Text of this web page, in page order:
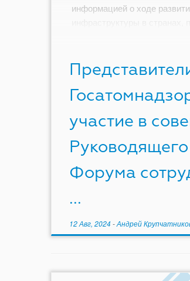
информацией о ходе
участие в
Форума
...
12 Авг, 2024 -Андрей